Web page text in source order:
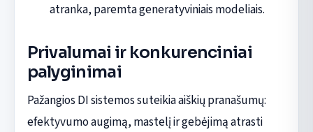
atranka, paremta generatyviniais modeliais.
Privalumai ir konkurenciniai
palyginimai
Pažangios DI sistemos suteikia aiškių pranašumų:
efektyvumo augimą, mastelį ir gebėjimą atrasti